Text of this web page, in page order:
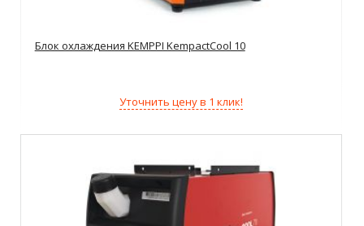
Блок охлаждения KEMPPI KempactCool 10
Уточнить цену в 1 клик!